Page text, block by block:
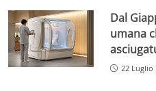
Dal
umana
22 Luglio